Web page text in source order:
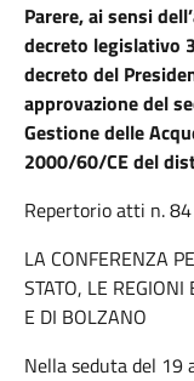
Parere, ai sensi
decreto legislativo
decreto del
approvazione del
Gestione delle
2000/60/CE del
Repertorio atti n.
LA CONFERENZA
STATO, LE
E DI BOLZANO
Nella seduta del 19